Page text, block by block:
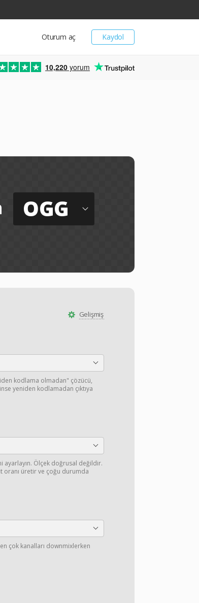
Kaydol
Oturum aç
10,220 yorum
OGG
Gelişmiş
kodlama olmadan" çözücü,
yeniden kodlamadan çıktıya
ayarlayın. Ölçek doğrusal değildir.
üretir ve çoğu durumda
en çok kanalları downmixlerken